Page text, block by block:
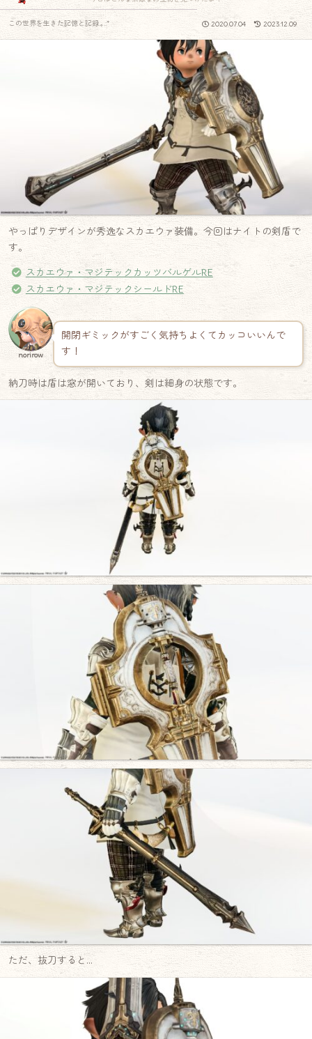
2020.07.04 2023.12.09
この世界を生きた記憶と記録.｡.:*
やっぱりデザインが秀逸なスカエウァ装備。今回はナイトの剣盾で
す。
スカエウァ・マジテックカッツバルゲルRE
スカエウァ・マジテックシールドRE
norirow
開閉ギミックがすごく気持ちよくてカッコいいんで
す！
納刀時は盾は窓が開いており、剣は細身の状態です。
ただ、抜刀すると…